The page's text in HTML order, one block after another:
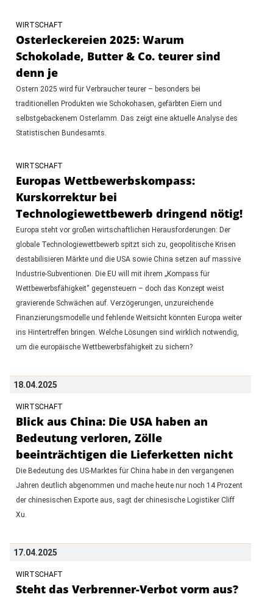
WIRTSCHAFT
Osterleckereien 2025: Warum
Schokolade, Butter & Co. teurer sind
denn je
Ostern 2025 wird für Verbraucher teurer – besonders bei
traditionellen Produkten wie Schokohasen, gefärbten Eiern und
selbstgebackenem Osterlamm. Das zeigt eine aktuelle Analyse des
Statistischen Bundesamts.
WIRTSCHAFT
Europas Wettbewerbskompass:
Kurskorrektur bei
Technologiewettbewerb dringend nötig!
Europa steht vor großen wirtschaftlichen Herausforderungen: Der
globale Technologiewettbewerb spitzt sich zu, geopolitische Krisen
destabilisieren Märkte und die USA sowie China setzen auf massive
Industrie-Subventionen. Die EU will mit ihrem „Kompass für
Wettbewerbsfähigkeit“ gegensteuern – doch das Konzept weist
gravierende Schwächen auf. Verzögerungen, unzureichende
Finanzierungsmodelle und fehlende Weitsicht könnten Europa weiter
ins Hintertreffen bringen. Welche Lösungen sind wirklich notwendig,
um die europäische Wettbewerbsfähigkeit zu sichern?
18.04.2025
WIRTSCHAFT
Blick aus China: Die USA haben an
Bedeutung verloren, Zölle
beeinträchtigen die Lieferketten nicht
Die Bedeutung des US-Marktes für China habe in den vergangenen
Jahren deutlich abgenommen und mache heute nur noch 14 Prozent
der chinesischen Exporte aus, sagt der chinesische Logistiker Cliff
Xu.
17.04.2025
WIRTSCHAFT
Steht das Verbrenner-Verbot vorm aus?